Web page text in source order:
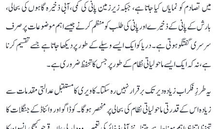
میں تصادم کو نمایاں کیا جاتا ہے، جبکہ زیرزمین پانی کی کمی، آبی ذخیرہ گاہوں کی بحالی،
بارش کے پانی کے ذخیرے اور پانی کی طلب کو منظم کرنے جیسے اہم موضوعات پر صرف
سرسری گفتگو ہوتی ہے۔ دریا کو ایک ایسے وسیلے کے طور پر دیکھا جاتا ہے جسے تقسیم کرنا
ہے، نہ کہ ایک ایسے ماحولیاتی نظام کے طور پر جس کا تحفظ ضروری ہے۔
یہ طرزِ فکر اب زیادہ دیر تک برقرار نہیں رہ سکتا۔ کاویری کا مستقبل عدالتی مقدمات سے
زیادہ اس کے قدرتی ماحولیاتی نظام کی بحالی پر منحصر ہوگا۔ کوڈاگو اور وائناڈ کے جنگلات کا